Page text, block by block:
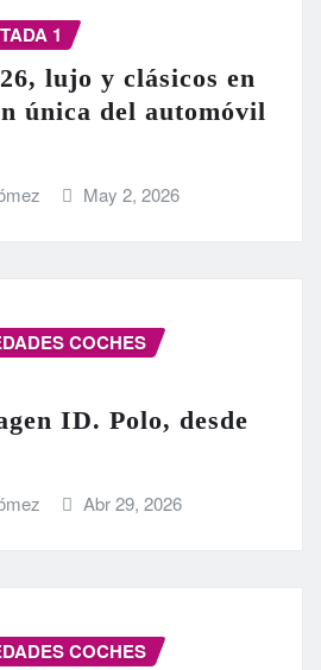
1
lujo y clásicos en
única del automóvil
May 2, 2026
COCHES
ID. Polo, desde
Abr 29, 2026
COCHES